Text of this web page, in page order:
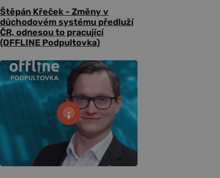
Štěpán Křeček - Změny v
důchodovém systému předluží
ČR, odnesou to pracující
(OFFLINE Podpultovka)